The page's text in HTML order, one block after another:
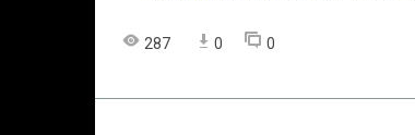
287 0 0